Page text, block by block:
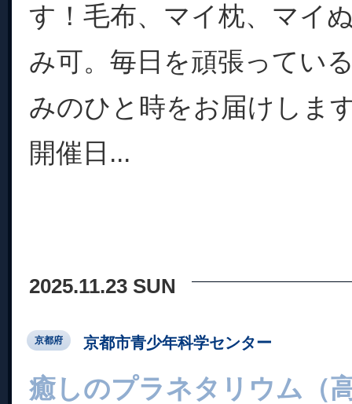
す！毛布、マイ枕、マイ
み可。毎日を頑張ってい
みのひと時をお届けしま
開催日...
2025.11.23 SUN
京都府 京都市青少年科学センター
癒しのプラネタリウム